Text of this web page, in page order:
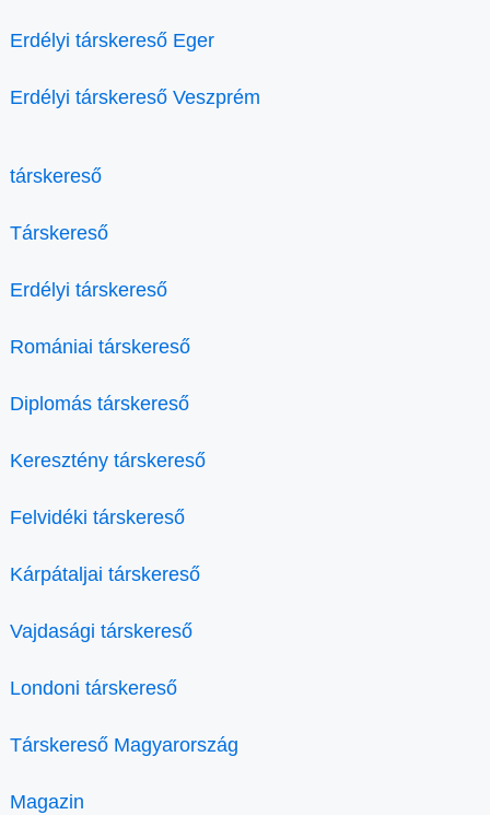
Erdélyi társkereső Eger
Erdélyi társkereső Veszprém
társkereső
Társkereső
Erdélyi társkereső
Romániai társkereső
Diplomás társkereső
Keresztény társkereső
Felvidéki társkereső
Kárpátaljai társkereső
Vajdasági társkereső
Londoni társkereső
Társkereső Magyarország
Magazin